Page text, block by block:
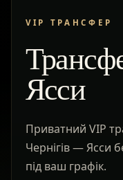
VIP ТРАНСФЕР
Ясси
Приватний VIP
Чернігів — Ясси
під ваш графік.